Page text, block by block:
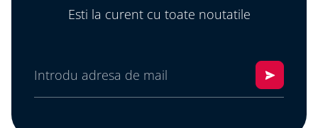
Esti la curent cu toate noutatile